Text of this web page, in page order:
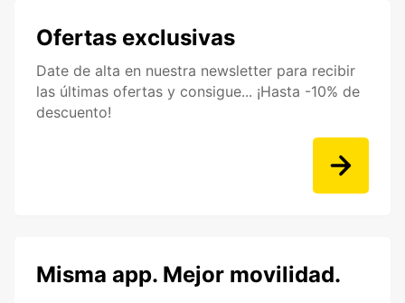
Ofertas exclusivas
Date de alta en nuestra newsletter para recibir
las últimas ofertas y consigue... ¡Hasta -10% de
descuento!
Misma app. Mejor movilidad.